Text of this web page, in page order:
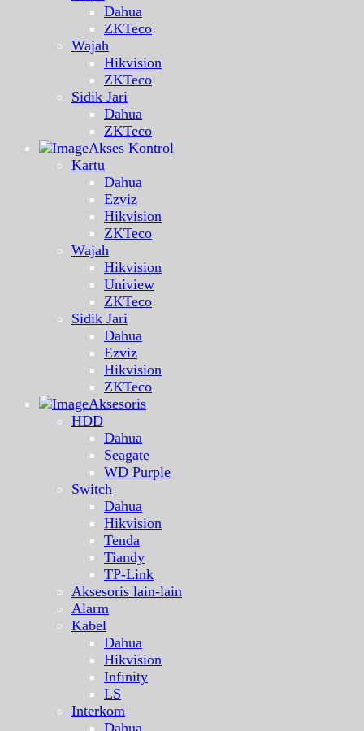
Dahua
ZKTeco
Wajah
Hikvision
ZKTeco
Sidik Jari
Dahua
ZKTeco
Akses Kontrol
Kartu
Dahua
Ezviz
Hikvision
ZKTeco
Wajah
Hikvision
Uniview
ZKTeco
Sidik Jari
Dahua
Ezviz
Hikvision
ZKTeco
Aksesoris
HDD
Dahua
Seagate
WD Purple
Switch
Dahua
Hikvision
Tenda
Tiandy
TP-Link
Aksesoris lain-lain
Alarm
Kabel
Dahua
Hikvision
Infinity
LS
Interkom
Dahua